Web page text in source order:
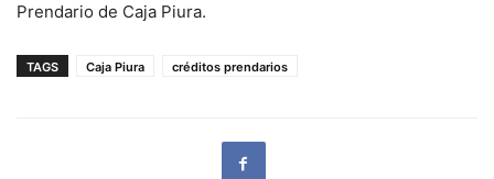
Prendario de Caja Piura.
TAGS Caja Piura créditos prendarios